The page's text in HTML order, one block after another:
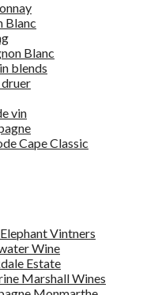
Blanc
Blanc
blends
vin
Cape Classic
Vintners
Wine
Estate
Marshall Wines